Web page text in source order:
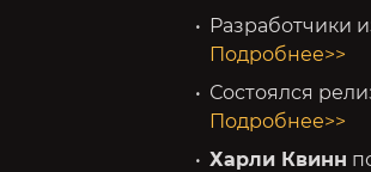
Разработчики
Подробнее>>
Состоялся
Подробнее>>
Харли Квинн